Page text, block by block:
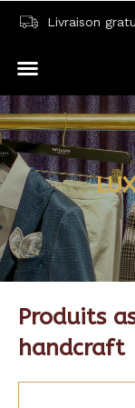
Livraison
Produits
handcraft